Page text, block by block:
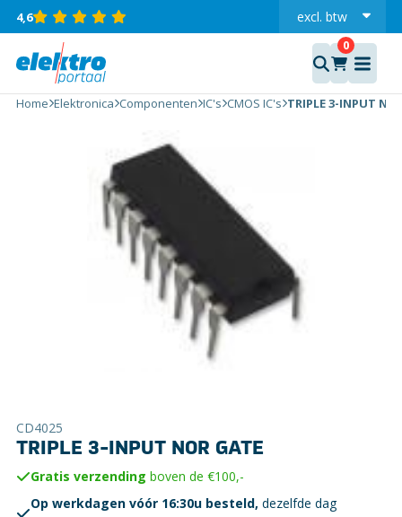
4,6 excl. btw
incl.
Home Elektronica Componenten IC's CMOS IC's TRIPLE 3-INPUT
CD4025
TRIPLE 3-INPUT NOR GATE
Gratis verzending boven de €100,-
Op werkdagen vóór 16:30u besteld, dezelfde dag
TRIPLE
INPUT